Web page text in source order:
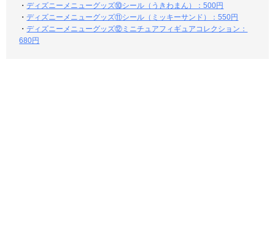
・ディズニーメニューグッズ⑩シール（うきわまん）：500円
・ディズニーメニューグッズ⑪シール（ミッキーサンド）：550円
・ディズニーメニューグッズ⑫ミニチュアフィギュアコレクション：
680円